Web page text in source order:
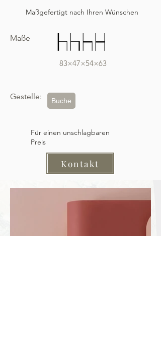
Maßgefertigt nach Ihren Wünschen
Maße
83×47×54×63
Gestelle: Buche
Für einen unschlagbaren
Preis
Kontakt